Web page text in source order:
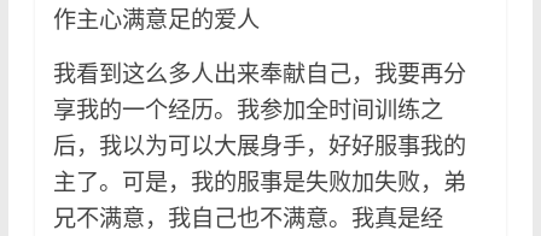
作主心满意足的爱人
我看到这么多人出来奉献自己，我要再分
享我的一个经历。我参加全时间训练之
后，我以为可以大展身手，好好服事我的
主了。可是，我的服事是失败加失败，弟
兄不满意，我自己也不满意。我真是经